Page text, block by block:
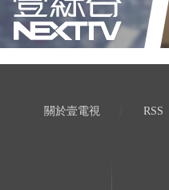
關於壹電視 RSS